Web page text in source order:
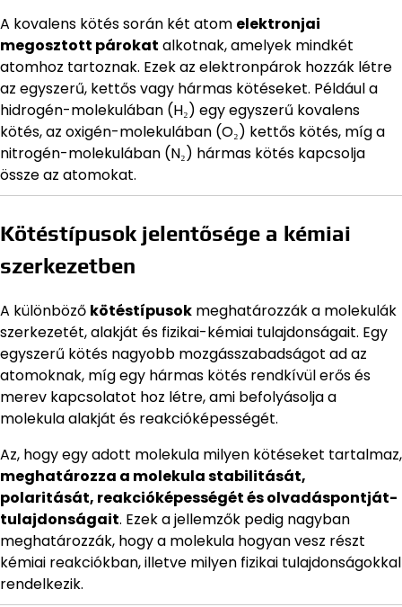
A kovalens kötés során két atom elektronjai
megosztott párokat alkotnak, amelyek mindkét
atomhoz tartoznak. Ezek az elektronpárok hozzák létre
az egyszerű, kettős vagy hármas kötéseket. Például a
hidrogén-molekulában (H₂) egy egyszerű kovalens
kötés, az oxigén-molekulában (O₂) kettős kötés, míg a
nitrogén-molekulában (N₂) hármas kötés kapcsolja
össze az atomokat.
Kötéstípusok jelentősége a kémiai
szerkezetben
A különböző kötéstípusok meghatározzák a molekulák
szerkezetét, alakját és fizikai-kémiai tulajdonságait. Egy
egyszerű kötés nagyobb mozgásszabadságot ad az
atomoknak, míg egy hármas kötés rendkívül erős és
merev kapcsolatot hoz létre, ami befolyásolja a
molekula alakját és reakcióképességét.
Az, hogy egy adott molekula milyen kötéseket tartalmaz,
meghatározza a molekula stabilitását,
polaritását, reakcióképességét és olvadáspontját-
tulajdonságait. Ezek a jellemzők pedig nagyban
meghatározzák, hogy a molekula hogyan vesz részt
kémiai reakciókban, illetve milyen fizikai tulajdonságokkal
rendelkezik.